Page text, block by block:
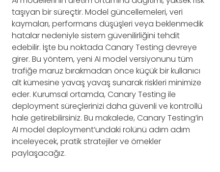
taşıyan bir süreçtir. Model güncellemeleri, veri
kaymaları, performans düşüşleri veya beklenmedik
hatalar nedeniyle sistem güvenilirliğini tehdit
edebilir. İşte bu noktada Canary Testing devreye
girer. Bu yöntem, yeni AI model versiyonunu tüm
trafiğe maruz bırakmadan önce küçük bir kullanıcı
alt kümesine yavaş yavaş sunarak riskleri minimize
eder. Kurumsal ortamda, Canary Testing ile
deployment süreçlerinizi daha güvenli ve kontrollü
hale getirebilirsiniz. Bu makalede, Canary Testing’in
AI model deployment’undaki rolünü adım adım
inceleyecek, pratik stratejiler ve örnekler
paylaşacağız.